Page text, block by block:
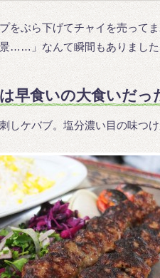
をぶら下げてチャイを売って
……」なんて瞬間もありまし
早食いの大食いだっ
しケバブ。塩分濃い目の味つけ